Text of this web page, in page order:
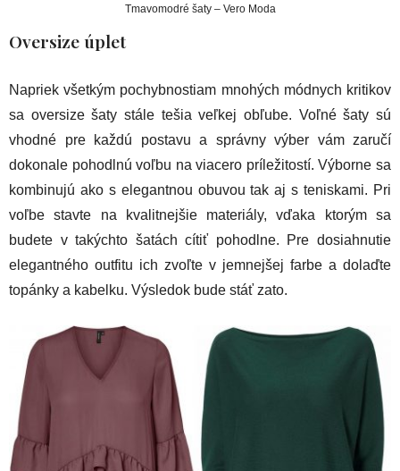
Tmavomodré šaty – Vero Moda
Oversize úplet
Napriek všetkým pochybnostiam mnohých módnych kritikov
sa oversize šaty stále tešia veľkej obľube. Voľné šaty sú
vhodné pre každú postavu a správny výber vám zaručí
dokonale pohodlnú voľbu na viacero príležitostí. Výborne sa
kombinujú ako s elegantnou obuvou tak aj s teniskami. Pri
voľbe stavte na kvalitnejšie materiály, vďaka ktorým sa
budete v takýchto šatách cítiť pohodlne. Pre dosiahnutie
elegantného outfitu ich zvoľte v jemnejšej farbe a dolaďte
topánky a kabelku. Výsledok bude stáť zato.